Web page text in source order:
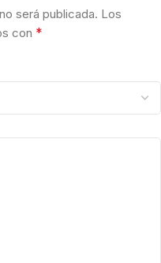
será publicada. Los
con *